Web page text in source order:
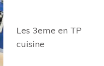
Les 3eme en TP
cuisine